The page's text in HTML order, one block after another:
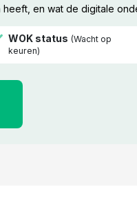
en wat de digitale
WOK status (Wacht op
keuren)